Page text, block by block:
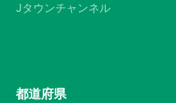
Jタウンチャンネル
都道府県